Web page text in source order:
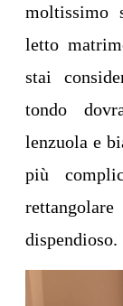
moltissimo
letto
stai
tondo
lenzuola e
più
dispendioso.